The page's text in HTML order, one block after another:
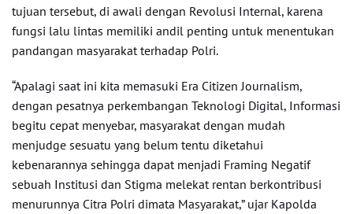
tujuan tersebut, di awali dengan Revolusi Internal, karena
fungsi lalu lintas memiliki andil penting untuk menentukan
pandangan masyarakat terhadap Polri.
“Apalagi saat ini kita memasuki Era Citizen Journalism,
dengan pesatnya perkembangan Teknologi Digital, Informasi
begitu cepat menyebar, masyarakat dengan mudah
menjudge sesuatu yang belum tentu diketahui
kebenarannya sehingga dapat menjadi Framing Negatif
sebuah Institusi dan Stigma melekat rentan berkontribusi
menurunnya Citra Polri dimata Masyarakat,” ujar Kapolda